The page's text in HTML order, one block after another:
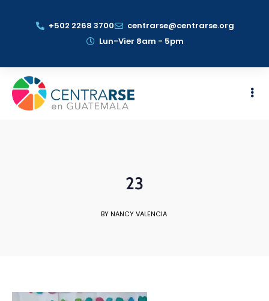
+502 2268 3700
centrarse@centrarse.org
Lun-Vier 8am - 5pm
23
BY NANCY VALENCIA